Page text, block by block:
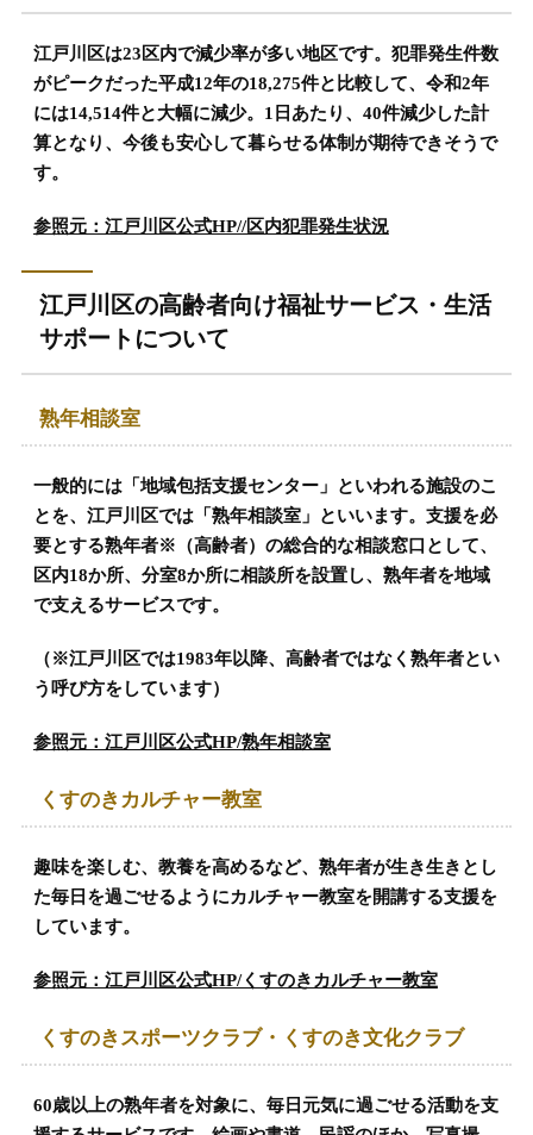
江戸川区は23区内で減少率が多い地区です。犯罪発生件数
がピークだった平成12年の18,275件と比較して、令和2年
には14,514件と大幅に減少。1日あたり、40件減少した計
算となり、今後も安心して暮らせる体制が期待できそうで
す。
参照元：江戸川区公式HP//区内犯罪発生状況
江戸川区の高齢者向け福祉サービス・生活
サポートについて
熟年相談室
一般的には「地域包括支援センター」といわれる施設のこ
とを、江戸川区では「熟年相談室」といいます。支援を必
要とする熟年者※（高齢者）の総合的な相談窓口として、
区内18か所、分室8か所に相談所を設置し、熟年者を地域
で支えるサービスです。
（※江戸川区では1983年以降、高齢者ではなく熟年者とい
う呼び方をしています）
参照元：江戸川区公式HP/熟年相談室
くすのきカルチャー教室
趣味を楽しむ、教養を高めるなど、熟年者が生き生きとし
た毎日を過ごせるようにカルチャー教室を開講する支援を
しています。
参照元：江戸川区公式HP/くすのきカルチャー教室
くすのきスポーツクラブ・くすのき文化クラブ
60歳以上の熟年者を対象に、毎日元気に過ごせる活動を支